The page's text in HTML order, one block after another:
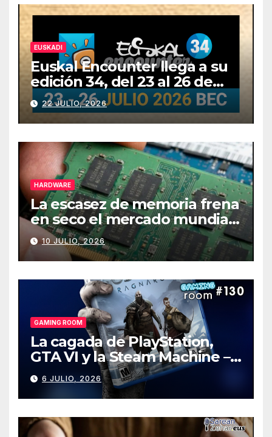
EUSKADI
Euskal Encounter llega a su
edición 34, del 23 al 26 de
julio
22 JULIO, 2026
HARDWARE
La escasez de memoria frena
en seco el mercado mundial
de PCs
10 JULIO, 2026
GAMING ROOM
La cagada de PlayStation,
GTA VI y la Steam Machine –
Gaming Room #130
6 JULIO, 2026